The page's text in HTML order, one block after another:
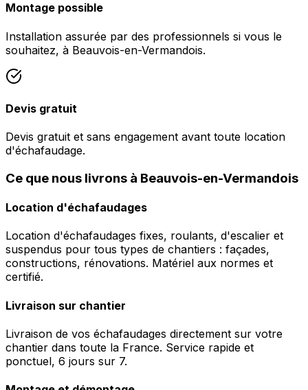
Montage possible
Installation assurée par des professionnels si vous le
souhaitez, à Beauvois-en-Vermandois.
Devis gratuit
Devis gratuit et sans engagement avant toute location
d'échafaudage.
Ce que nous livrons à Beauvois-en-Vermandois
Location d'échafaudages
Location d'échafaudages fixes, roulants, d'escalier et
suspendus pour tous types de chantiers : façades,
constructions, rénovations. Matériel aux normes et
certifié.
Livraison sur chantier
Livraison de vos échafaudages directement sur votre
chantier dans toute la France. Service rapide et
ponctuel, 6 jours sur 7.